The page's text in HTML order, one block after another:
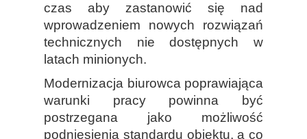
czas aby zastanowić się nad
wprowadzeniem nowych rozwiązań
technicznych nie dostępnych w
latach minionych.
Modernizacja biurowca poprawiająca
warunki pracy powinna być
postrzegana jako możliwość
podniesienia standardu obiektu, a co